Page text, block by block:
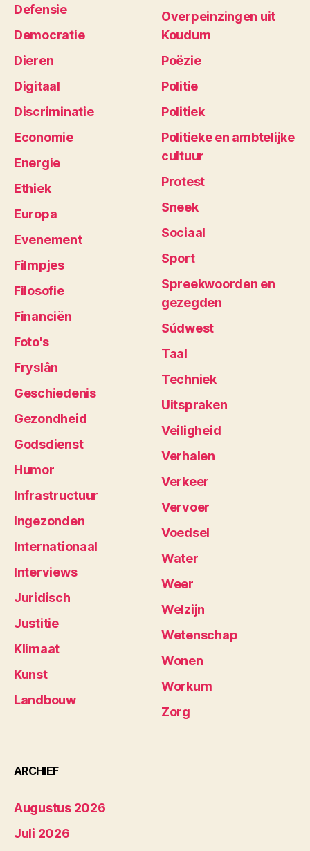
Defensie
Democratie
Dieren
Digitaal
Discriminatie
Economie
Energie
Ethiek
Europa
Evenement
Filmpjes
Filosofie
Financiën
Foto's
Fryslân
Geschiedenis
Gezondheid
Godsdienst
Humor
Infrastructuur
Ingezonden
Internationaal
Interviews
Juridisch
Justitie
Klimaat
Kunst
Landbouw
Overpeinzingen uit
Koudum
Poëzie
Politie
Politiek
Politieke en ambtelijke
cultuur
Protest
Sneek
Sociaal
Sport
Spreekwoorden en
gezegden
Súdwest
Taal
Techniek
Uitspraken
Veiligheid
Verhalen
Verkeer
Vervoer
Voedsel
Water
Weer
Welzijn
Wetenschap
Wonen
Workum
Zorg
ARCHIEF
Augustus 2026
Juli 2026